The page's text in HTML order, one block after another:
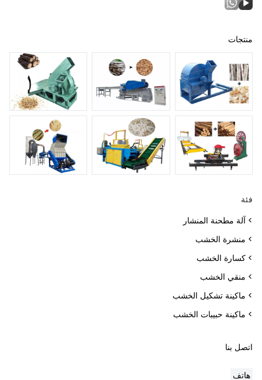
منتجات
فئة
> آلة مطحنة المنشار
> منشرة الخشب
> كسارة الخشب
> منقي الخشب
> ماكينة تشكيل الخشب
> ماكينة حبيبات الخشب
اتصل بنا
هاتف